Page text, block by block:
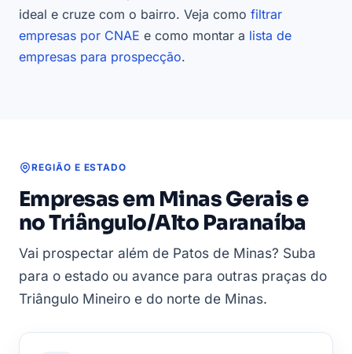
ideal e cruze com o bairro. Veja como filtrar
empresas por CNAE e como montar a lista de
empresas para prospecção.
REGIÃO E ESTADO
Empresas em Minas Gerais e
no Triângulo/Alto Paranaíba
Vai prospectar além de Patos de Minas? Suba
para o estado ou avance para outras praças do
Triângulo Mineiro e do norte de Minas.